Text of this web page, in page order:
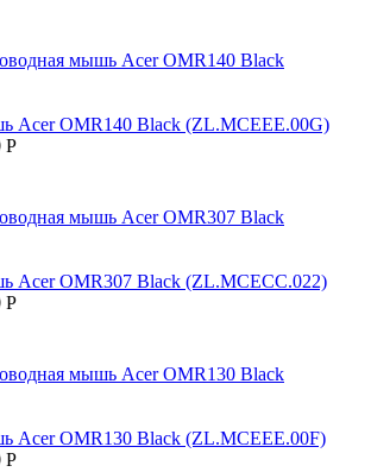
Acer OMR140 Black (ZL.MCEEE.00G)
Р
Acer OMR307 Black (ZL.MCECC.022)
Р
Acer OMR130 Black (ZL.MCEEE.00F)
Р